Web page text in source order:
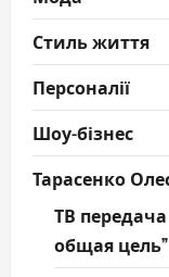
Стиль життя
Персоналії
Шоу-бізнес
Тарасенко
ТВ
общая цель”